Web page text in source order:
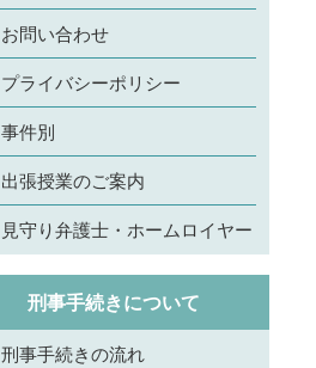
お問い合わせ
プライバシーポリシー
事件別
出張授業のご案内
見守り弁護士・ホームロイヤー
刑事手続きについて
刑事手続きの流れ